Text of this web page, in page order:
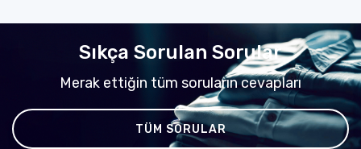
Sıkça Sorulan Sorular
Merak ettiğin tüm soruların cevapları
TÜM SORULAR